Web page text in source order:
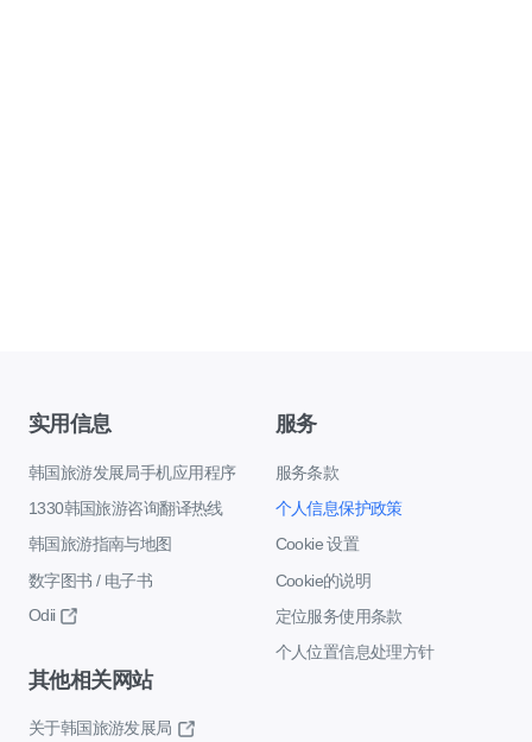
实用信息
韩国旅游发展局手机应用程序
1330韩国旅游咨询翻译热线
韩国旅游指南与地图
数字图书 / 电子书
Odii
服务
服务条款
个人信息保护政策
Cookie 设置
Cookie的说明
定位服务使用条款
个人位置信息处理方针
其他相关网站
关于韩国旅游发展局